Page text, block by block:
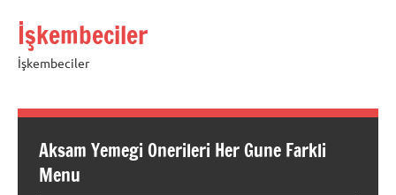
İşkembeciler
İşkembeciler
Aksam Yemegi Onerileri Her Gune Farkli
Menu